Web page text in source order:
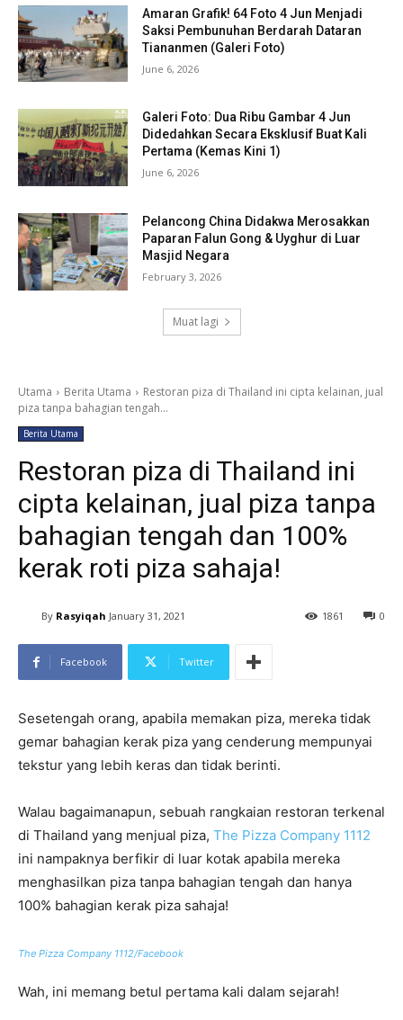
Amaran Grafik! 64 Foto 4 Jun Menjadi
Saksi Pembunuhan Berdarah Dataran
Tiananmen (Galeri Foto)
June 6, 2026
Galeri Foto: Dua Ribu Gambar 4 Jun
Didedahkan Secara Eksklusif Buat Kali
Pertama (Kemas Kini 1)
June 6, 2026
Pelancong China Didakwa Merosakkan
Paparan Falun Gong & Uyghur di Luar
Masjid Negara
February 3, 2026
Muat lagi